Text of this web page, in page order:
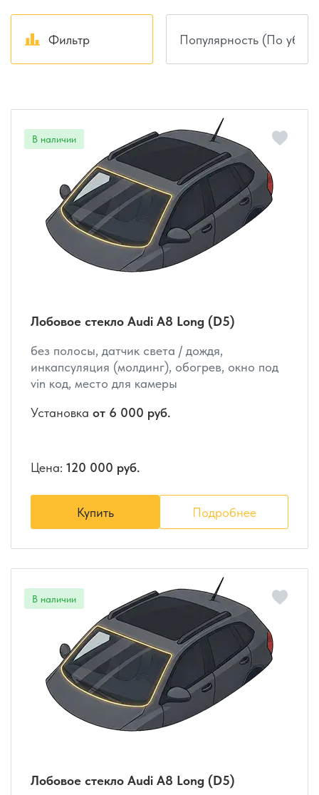
Фильтр
Лобовое стекло Audi A8 Long (D5)
без полосы, датчик света / дождя,
инкапсуляция (молдинг), обогрев, окно под
vin код, место для камеры
Установка от 6 000 руб.
Цена: 120 000 руб.
Купить Подробнее
Лобовое стекло Audi A8 Long (D5)